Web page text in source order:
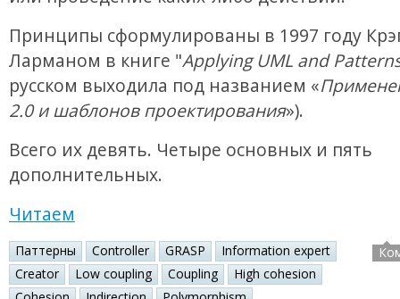
Принципы сформулированы в 1997 году
Ларманом в книге "Applying UML and
русском выходила под названием «
2.0 и шаблонов проектирования»).
Всего их девять. Четыре основных и пять
дополнительных.
Читаем
Паттерны Controller GRASP
Information expert
Creator
Low coupling Coupling
High cohesion